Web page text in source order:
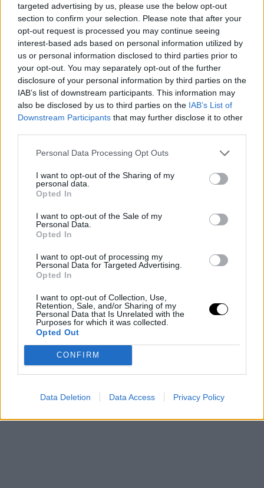
targeted advertising by us, please use the below opt-out
section to confirm your selection. Please note that after your
opt-out request is processed you may continue seeing
interest-based ads based on personal information utilized by
us or personal information disclosed to third parties prior to
your opt-out. You may separately opt-out of the further
disclosure of your personal information by third parties on the
IAB’s list of downstream participants. This information may
also be disclosed by us to third parties on the IAB’s List of
Downstream Participants that may further disclose it to other
Personal Data Processing Opt Outs
I want to opt-out of the Sharing of my
personal data.
Opted In
I want to opt-out of the Sale of my
Personal Data.
Opted In
I want to opt-out of processing my
Personal Data for Targeted Advertising.
Opted In
I want to opt-out of Collection, Use,
Retention, Sale, and/or Sharing of my
Personal Data that Is Unrelated with the
Purposes for which it was collected.
Opted Out
CONFIRM
Data Deletion Data Access Privacy Policy
Δείτε το απολαυστικό βίντεο:
FACES / CARPOOL KARAOKE / ΜΑΡΑΙΑ ΚΑΡΕΙ